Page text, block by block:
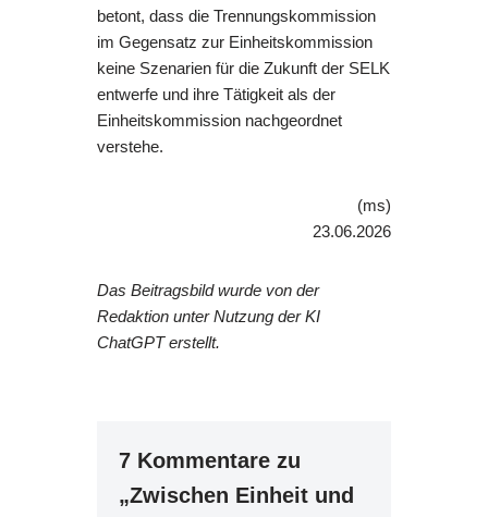
betont, dass die Trennungskommission
im Gegensatz zur Einheitskommission
keine Szenarien für die Zukunft der SELK
entwerfe und ihre Tätigkeit als der
Einheitskommission nachgeordnet
verstehe.
(ms)
23.06.2026
Das Beitragsbild wurde von der
Redaktion unter Nutzung der KI
ChatGPT erstellt.
7 Kommentare zu
„Zwischen Einheit und